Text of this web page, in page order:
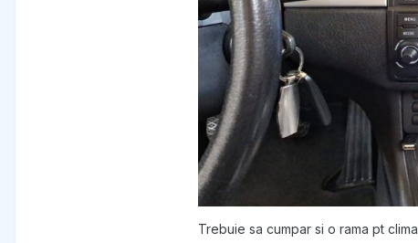
Trebuie sa cumpar si o rama pt clima